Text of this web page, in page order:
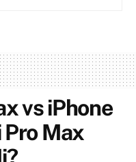
vs iPhone
Pro Max